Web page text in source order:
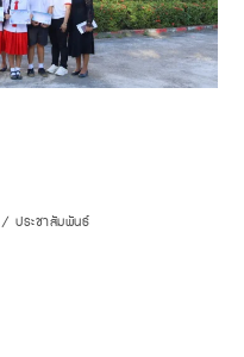
/ ประชาสัมพันธ์